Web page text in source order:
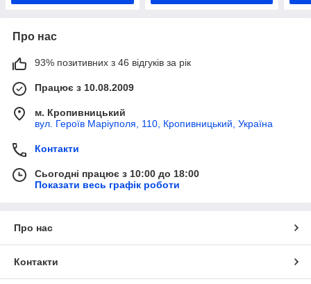
Про нас
93% позитивних з 46 відгуків за рік
Працює з 10.08.2009
м. Кропивницький
вул. Героїв Маріуполя, 110, Кропивницький, Україна
Контакти
Сьогодні працює з 10:00 до 18:00
Показати весь графік роботи
Про нас
Контакти